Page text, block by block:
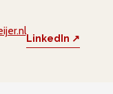
LinkedIn ↗